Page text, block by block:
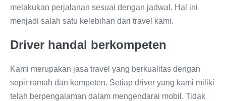
melakukan perjalanan sesuai dengan jadwal. Hal ini
menjadi salah satu kelebihan dari travel kami.
Driver handal berkompeten
Kami merupakan jasa travel yang berkualitas dengan
sopir ramah dan kompeten. Setiap driver yang kami miliki
telah berpengalaman dalam mengendarai mobil. Tidak